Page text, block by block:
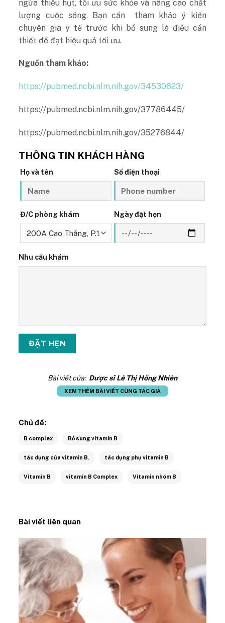
ngừa thiếu hụt, tối ưu sức khỏe và nâng cao chất
lượng cuộc sống. Bạn cần tham khảo ý kiến
chuyên gia y tế trước khi bổ sung là điều cần
thiết để đạt hiệu quả tối ưu.
Nguồn tham khảo:
https://pubmed.ncbi.nlm.nih.gov/34530623/
https://pubmed.ncbi.nlm.nih.gov/37786445/
https://pubmed.ncbi.nlm.nih.gov/35276844/
THÔNG TIN KHÁCH HÀNG
Họ và tên Số điện thoại
Đ/C phòng khám Ngày đặt hẹn
Nhu cầu khám
Bài viết của: Dược sĩ Lê Thị Hồng Nhiên
XEM THÊM BÀI VIẾT CÙNG TÁC GIẢ
Chủ đề:
B complex Bổ sung vitamin B
tác dụng của vitamin B. tác dụng phụ vitamin B
Vitamin B vitamin B Complex Vitamin nhóm B
Bài viết liên quan